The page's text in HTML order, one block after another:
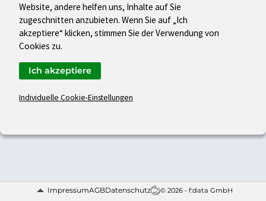
ImpressumAGBDatenschutz © 2026 - f:data GmbH
Website, andere helfen uns, Inhalte auf Sie
zugeschnitten anzubieten. Wenn Sie auf „Ich
akzeptiere“ klicken, stimmen Sie der Verwendung von
Cookies zu.
Individuelle Cookie-Einstellungen
Ich akzeptiere